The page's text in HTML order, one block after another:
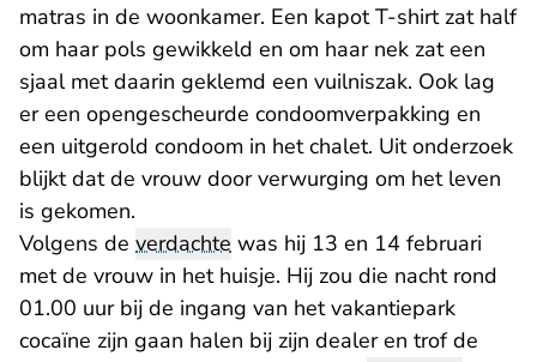
matras in de woonkamer. Een kapot T-shirt zat half
om haar pols gewikkeld en om haar nek zat een
sjaal met daarin geklemd een vuilniszak. Ook lag
er een opengescheurde condoomverpakking en
een uitgerold condoom in het chalet. Uit onderzoek
blijkt dat de vrouw door verwurging om het leven
is gekomen.
Volgens de verdachte was hij 13 en 14 februari
met de vrouw in het huisje. Hij zou die nacht rond
01.00 uur bij de ingang van het vakantiepark
cocaïne zijn gaan halen bij zijn dealer en trof de